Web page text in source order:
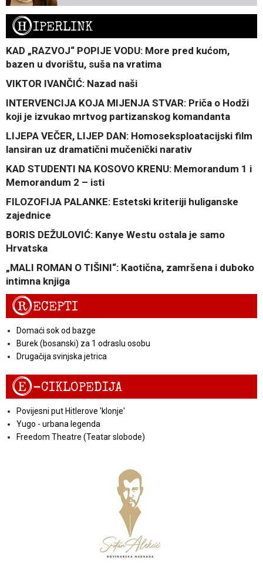
HIPERLINK
KAD „RAZVOJ“ POPIJE VODU: More pred kućom,
bazen u dvorištu, suša na vratima
VIKTOR IVANČIĆ: Nazad naši
INTERVENCIJA KOJA MIJENJA STVAR: Priča o Hodži
koji je izvukao mrtvog partizanskog komandanta
LIJEPA VEČER, LIJEP DAN: Homoseksploatacijski film
lansiran uz dramatični mučenički narativ
KAD STUDENTI NA KOSOVO KRENU: Memorandum 1 i
Memorandum 2 – isti
FILOZOFIJA PALANKE: Estetski kriteriji huliganske
zajednice
BORIS DEŽULOVIĆ: Kanye Westu ostala je samo
Hrvatska
„MALI ROMAN O TIŠINI“: Kaotična, zamršena i duboko
intimna knjiga
RECEPTI
Domaći sok od bazge
Burek (bosanski) za 1 odraslu osobu
Drugačija svinjska jetrica
E-CIKLOPEDIJA
Povijesni put Hitlerove 'klonje'
Yugo - urbana legenda
Freedom Theatre (Teatar slobode)